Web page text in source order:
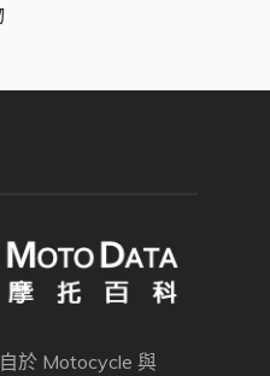
於 Motocycle 與